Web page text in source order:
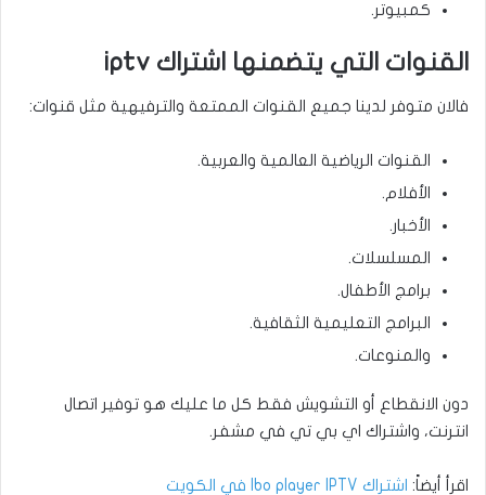
كمبيوتر.
القنوات التي يتضمنها اشتراك iptv
فالان متوفر لدينا جميع القنوات الممتعة والترفيهية مثل قنوات:
القنوات الرياضية العالمية والعربية.
الأفلام.
الأخبار.
المسلسلات.
برامج الأطفال.
البرامج التعليمية الثقافية.
والمنوعات.
دون الانقطاع أو التشويش فقط كل ما عليك هو توفير اتصال
انترنت، واشتراك اي بي تي في مشفر.
اقرأ أيضاً: اشتراك Ibo player IPTV في الكويت